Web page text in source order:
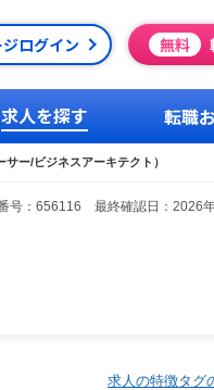
ログイン 無料
求人を探す 転職
ー/ビジネスアーキテクト）
号：656116 最終確認日：2026
求人の特徴タグ